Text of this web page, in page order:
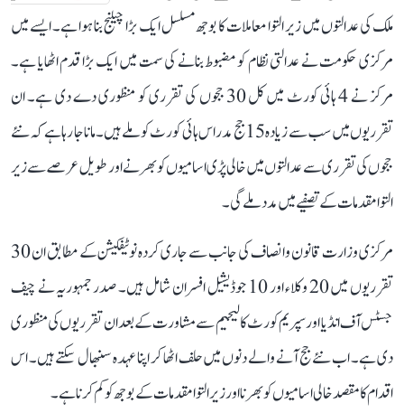
ملک کی عدالتوں میں زیر التوا معاملات کا بوجھ مسلسل ایک بڑا چیلنج بنا ہوا ہے۔ ایسے میں
مرکزی حکومت نے عدالتی نظام کو مضبوط بنانے کی سمت میں ایک بڑا قدم اٹھایا ہے۔
مرکز نے 4 ہائی کورٹ میں کل 30 ججوں کی تقرری کو منظوری دے دی ہے۔ ان
تقرریوں میں سب سے زیادہ 15 جج مدراس ہائی کورٹ کو ملے ہیں۔ مانا جا رہا ہے کہ نئے
ججوں کی تقرری سے عدالتوں میں خالی پڑی اسامیوں کو بھرنے اور طویل عرصے سے زیر
التوا مقدمات کے تصفیے میں مدد ملے گی۔
مرکزی وزارت قانون و انصاف کی جانب سے جاری کردہ نوٹیفکیشن کے مطابق ان 30
تقرریوں میں 20 وکلاء اور 10 جوڈیشیل افسران شامل ہیں۔ صدر جمہوریہ نے چیف
جسٹس آف انڈیا اور سپریم کورٹ کالیجیم سے مشاورت کے بعد ان تقرریوں کی منظوری
دی ہے۔ اب نئے جج آنے والے دنوں میں حلف اٹھا کر اپنا عہدہ سنبھال سکتے ہیں۔ اس
اقدام کا مقصد خالی اسامیوں کو بھرنا اور زیر التوا مقدمات کے بوجھ کو کم کرنا ہے۔